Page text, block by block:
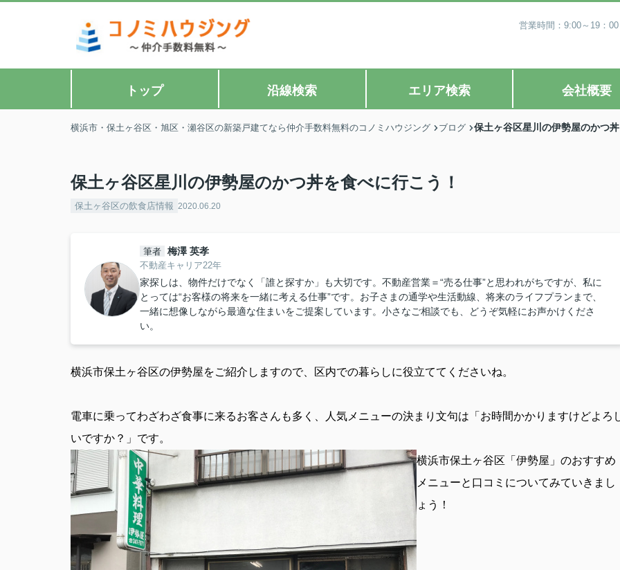
営業時間：9:00～19：
トップ 沿線検索 エリア検索 会社概要
横浜市・保土ヶ谷区・旭区・瀬谷区の新築戸建てなら仲介手数料無料のコノミハウジング ブログ 保土ヶ谷区星川の伊勢屋のかつ
保土ヶ谷区星川の伊勢屋のかつ丼を食べに行こう！
保土ヶ谷区の飲食店情報 2020.06.20
筆者 梅澤 英孝
不動産キャリア22年
家探しは、物件だけでなく「誰と探すか」も大切です。不動産営業＝“売る仕事”と思われがちですが、私に
とっては“お客様の将来を一緒に考える仕事”です。お子さまの通学や生活動線、将来のライフプランまで、
一緒に想像しながら最適な住まいをご提案しています。小さなご相談でも、どうぞ気軽にお声かけくださ
い。
横浜市保土ヶ谷区の伊勢屋をご紹介しますので、区内での暮らしに役立ててくださいね。
電車に乗ってわざわざ食事に来るお客さんも多く、人気メニューの決まり文句は「お時間かかりますけどよろ
いですか？」です。
横浜市保土ヶ谷区「伊勢屋」のおすすめ
メニューと口コミについてみていきまし
ょう！